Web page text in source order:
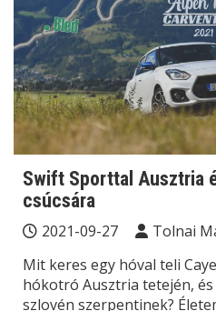
Swift Sporttal Ausztria
csúcsára
2021-09-27 Tolnai
Mit keres egy hóval teli
hókotró Ausztria tetején,
szlovén szerpentinek?